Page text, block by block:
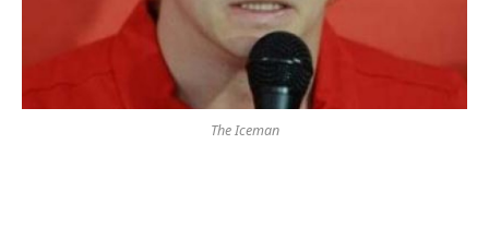
The Iceman